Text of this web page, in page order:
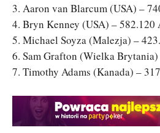
3. Aaron van Blarcum (USA) –
4. Bryn Kenney (USA) – 582.120
5. Michael Soyza (Malezja) –
6. Sam Grafton (Wielka
7. Timothy Adams (Kanada) –